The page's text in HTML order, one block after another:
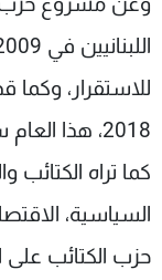
2018، هذا
كما تراه الكتائب
السياسية،
حزب الكتائب